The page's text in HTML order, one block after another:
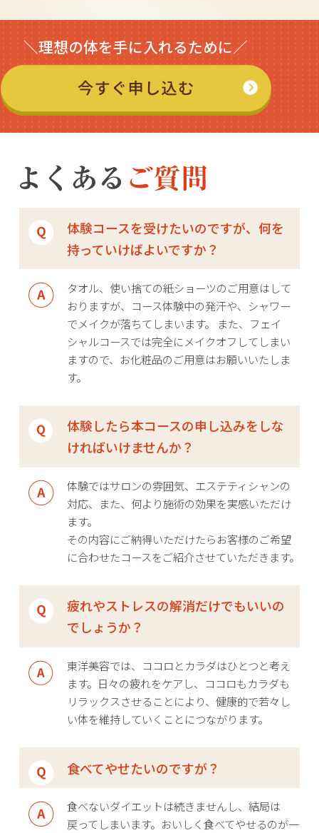
＼理想の体を手に入れるために／
体験コースを受けたいのですが、何を
持っていけばよいですか？
タオル、使い捨ての紙ショーツのご用意はして
おりますが、コース体験中の発汗や、シャワー
でメイクが落ちてしまいます。 また、フェイ
シャルコースでは完全にメイクオフしてしまい
ますので、お化粧品のご用意はお願いいたしま
す。
体験したら本コースの申し込みをしな
ければいけませんか？
体験ではサロンの雰囲気、エステティシャンの
対応、また、何より施術の効果を実感いただけ
ます。
その内容にご納得いただけたらお客様のご希望
に合わせたコースをご紹介させていただきます。
疲れやストレスの解消だけでもいいの
でしょうか？
東洋美容では、ココロとカラダはひとつと考え
ます。日々の疲れをケアし、ココロもカラダも
リラックスさせることにより、健康的で若々し
い体を維持していくことにつながります。
食べてやせたいのですが？
食べないダイエットは続きませんし、結局は
戻ってしまいます。おいしく食べてやせるのが一